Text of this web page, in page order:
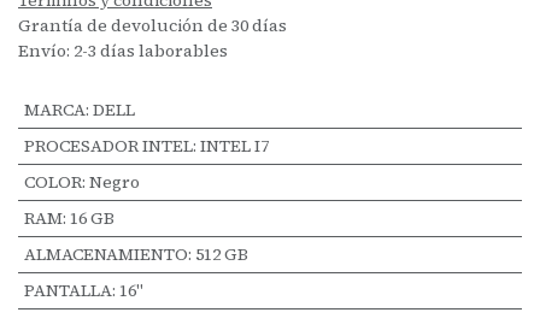
Grantía de devolución de 30 días
Envío: 2-3 días laborables
MARCA: DELL
PROCESADOR INTEL: INTEL I7
COLOR: Negro
RAM: 16 GB
ALMACENAMIENTO: 512 GB
PANTALLA: 16"